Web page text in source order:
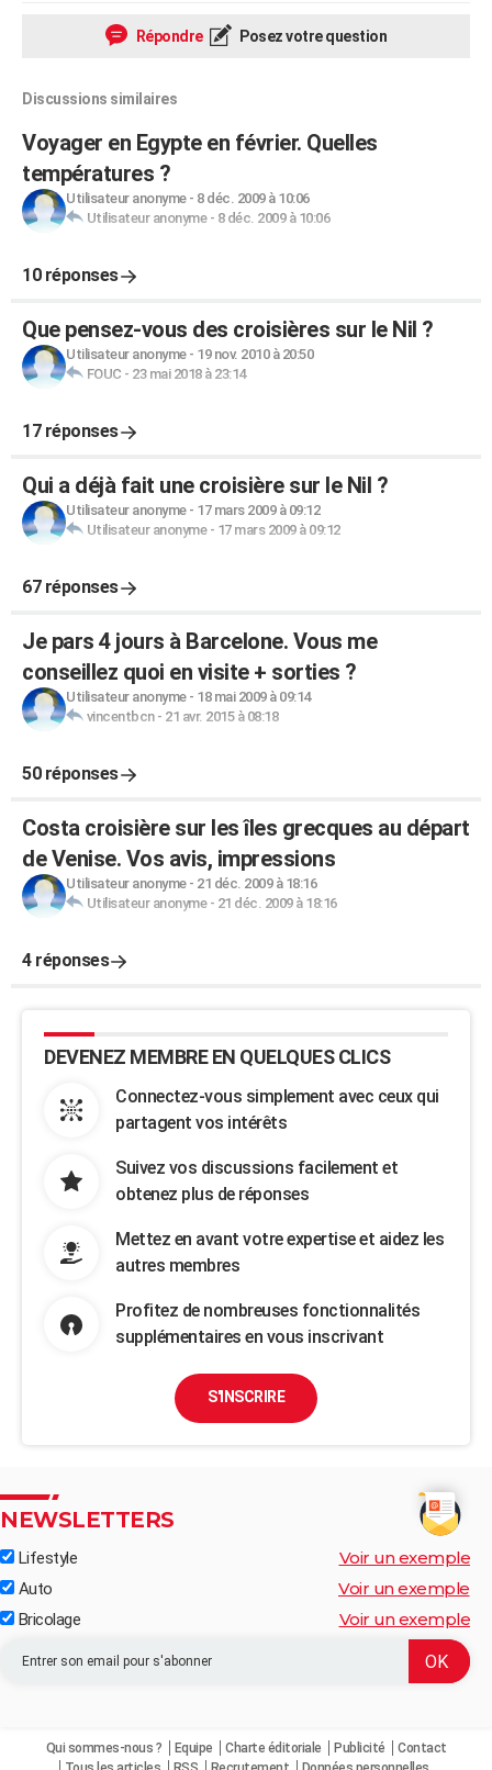
Répondre Posez votre question
Discussions similaires
Voyager en Egypte en février. Quelles
températures ?
Utilisateur anonyme- 8 déc. 2009 à 10:06
Utilisateur anonyme- 8 déc. 2009 à 10:06
10 réponses
Que pensez-vous des croisières sur le Nil ?
Utilisateur anonyme- 19 nov. 2010 à 20:50
FOUC - 23 mai 2018 à 23:14
17 réponses
Qui a déjà fait une croisière sur le Nil ?
Utilisateur anonyme- 17 mars 2009 à 09:12
Utilisateur anonyme- 17 mars 2009 à 09:12
67 réponses
Je pars 4 jours à Barcelone. Vous me
conseillez quoi en visite + sorties ?
Utilisateur anonyme- 18 mai 2009 à 09:14
vincentbcn- 21 avr. 2015 à 08:18
50 réponses
Costa croisière sur les îles grecques au départ
de Venise. Vos avis, impressions
Utilisateur anonyme- 21 déc. 2009 à 18:16
Utilisateur anonyme- 21 déc. 2009 à 18:16
4 réponses
DEVENEZ MEMBRE EN QUELQUES CLICS
Connectez-vous simplement avec ceux qui
partagent vos intérêts
Suivez vos discussions facilement et
obtenez plus de réponses
Mettez en avant votre expertise et aidez les
autres membres
Profitez de nombreuses fonctionnalités
supplémentaires en vous inscrivant
S'INSCRIRE
NEWSLETTERS
Lifestyle Voir un exemple
Auto Voir un exemple
Bricolage Voir un exemple
Qui sommes-nous ? Equipe Charte éditoriale Publicité
Contact